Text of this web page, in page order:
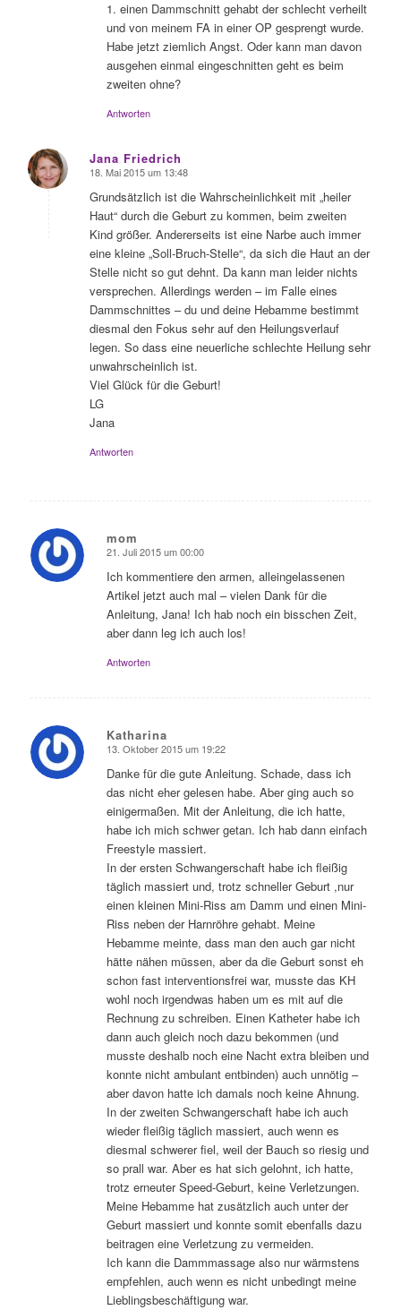
1. einen Dammschnitt gehabt der schlecht verheilt
und von meinem FA in einer OP gesprengt wurde.
Habe jetzt ziemlich Angst. Oder kann man davon
ausgehen einmal eingeschnitten geht es beim
zweiten ohne?
Antworten
Jana Friedrich
sagte:
18. Mai 2015 um 13:48
Grundsätzlich ist die Wahrscheinlichkeit mit „heiler
Haut“ durch die Geburt zu kommen, beim zweiten
Kind größer. Andererseits ist eine Narbe auch immer
eine kleine „Soll-Bruch-Stelle“, da sich die Haut an der
Stelle nicht so gut dehnt. Da kann man leider nichts
versprechen. Allerdings werden – im Falle eines
Dammschnittes – du und deine Hebamme bestimmt
diesmal den Fokus sehr auf den Heilungsverlauf
legen. So dass eine neuerliche schlechte Heilung sehr
unwahrscheinlich ist.
Viel Glück für die Geburt!
LG
Jana
Antworten
mom
sagte:
21. Juli 2015 um 00:00
Ich kommentiere den armen, alleingelassenen
Artikel jetzt auch mal – vielen Dank für die
Anleitung, Jana! Ich hab noch ein bisschen Zeit,
aber dann leg ich auch los!
Antworten
Katharina
sagte:
13. Oktober 2015 um 19:22
Danke für die gute Anleitung. Schade, dass ich
das nicht eher gelesen habe. Aber ging auch so
einigermaßen. Mit der Anleitung, die ich hatte,
habe ich mich schwer getan. Ich hab dann einfach
Freestyle massiert.
In der ersten Schwangerschaft habe ich fleißig
täglich massiert und, trotz schneller Geburt ,nur
einen kleinen Mini-Riss am Damm und einen Mini-
Riss neben der Harnröhre gehabt. Meine
Hebamme meinte, dass man den auch gar nicht
hätte nähen müssen, aber da die Geburt sonst eh
schon fast interventionsfrei war, musste das KH
wohl noch irgendwas haben um es mit auf die
Rechnung zu schreiben. Einen Katheter habe ich
dann auch gleich noch dazu bekommen (und
musste deshalb noch eine Nacht extra bleiben und
konnte nicht ambulant entbinden) auch unnötig –
aber davon hatte ich damals noch keine Ahnung.
In der zweiten Schwangerschaft habe ich auch
wieder fleißig täglich massiert, auch wenn es
diesmal schwerer fiel, weil der Bauch so riesig und
so prall war. Aber es hat sich gelohnt, ich hatte,
trotz erneuter Speed-Geburt, keine Verletzungen.
Meine Hebamme hat zusätzlich auch unter der
Geburt massiert und konnte somit ebenfalls dazu
beitragen eine Verletzung zu vermeiden.
Ich kann die Dammmassage also nur wärmstens
empfehlen, auch wenn es nicht unbedingt meine
Lieblingsbeschäftigung war.